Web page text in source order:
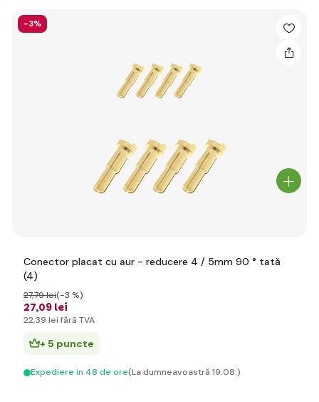
-3%
Conector placat cu aur - reducere 4 / 5mm 90 ° tată
(4)
27,09 lei
27,79 lei(-3 %)
22,39 lei fără TVA
+ 5 puncte
Expediere in 48 de ore(La dumneavoastră 19.08.)